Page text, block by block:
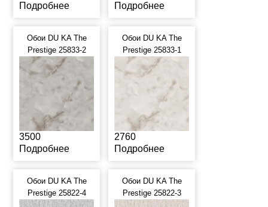
Подробнее
Подробнее
Обои DU KA The
Prestige 25833-2
3500
Подробнее
Обои DU KA The
Prestige 25833-1
2760
Подробнее
Обои DU KA The
Prestige 25822-4
Обои DU KA The
Prestige 25822-3